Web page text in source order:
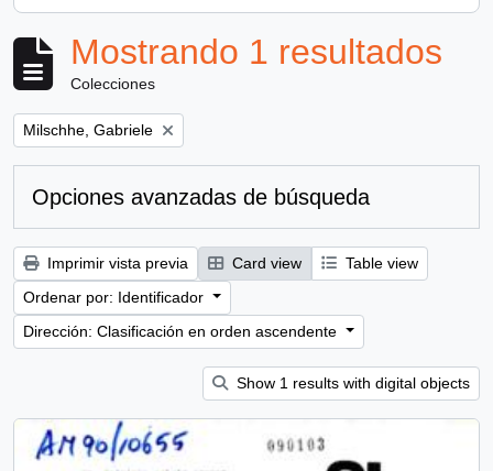
Mostrando 1 resultados
Colecciones
Remove filter:
Milschhe, Gabriele
Opciones avanzadas de búsqueda
Imprimir vista previa Card view
Table view
Ordenar por: Identificador
Dirección: Clasificación en orden ascendente
Show 1 results with digital objects